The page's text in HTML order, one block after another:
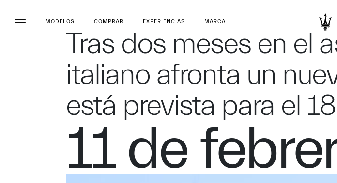
MODELOS COMPRAR EXPERIENCIAS MARCA
Tras dos meses en el
italiano afronta un
está prevista para el
11 de